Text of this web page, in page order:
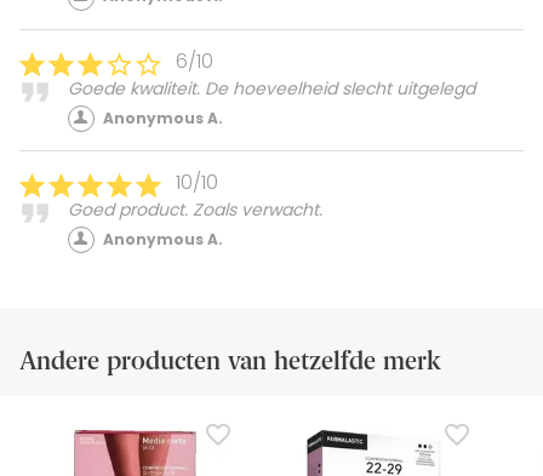
6/10
Goede kwaliteit. De hoeveelheid slecht uitgelegd
Anonymous A.
10/10
Goed product. Zoals verwacht.
Anonymous A.
Andere producten van hetzelfde merk